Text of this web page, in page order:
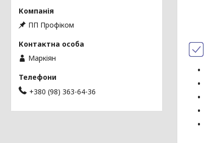
ПП Профіком
Маркіян
+380 (98) 363-64-36